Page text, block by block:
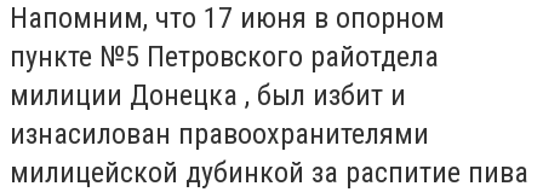
Напомним, что 17 июня в опорном
пункте №5 Петровского райотдела
милиции Донецка , был избит и
изнасилован правоохранителями
милицейской дубинкой за распитие пива